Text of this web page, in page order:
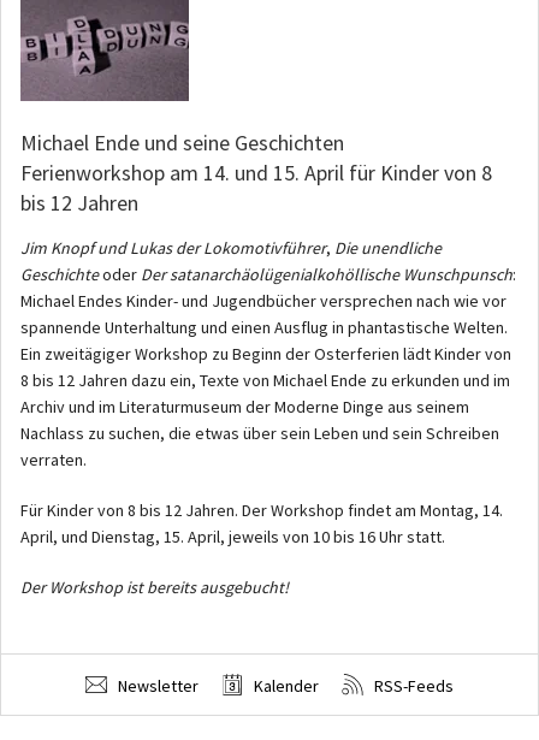
Michael Ende und seine Geschichten
Ferienworkshop am 14. und 15. April für Kinder von 8
bis 12 Jahren
Jim Knopf und Lukas der Lokomotivführer, Die unendliche
Geschichteoder Der satanarchäolügenialkohöllische Wunschpunsch:
Michael Endes Kinder- und Jugendbücher versprechen nach wie vor
spannende Unterhaltung und einen Ausflug in phantastische Welten.
Ein zweitägiger Workshop zu Beginn der Osterferien lädt Kinder von
8 bis 12 Jahren dazu ein, Texte von Michael Ende zu erkunden und im
Archiv und im Literaturmuseum der Moderne Dinge aus seinem
Nachlass zu suchen, die etwas über sein Leben und sein Schreiben
verraten.
Für Kinder von 8 bis 12 Jahren. Der Workshop findet am Montag, 14.
April, und Dienstag, 15. April, jeweils von 10 bis 16 Uhr statt.
Der Workshop ist bereits ausgebucht!
Newsletter Kalender RSS-Feeds